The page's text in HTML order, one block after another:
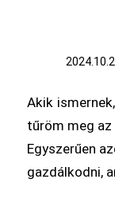
Akik
tűröm meg
Egyszerűen
gazdálkodni,